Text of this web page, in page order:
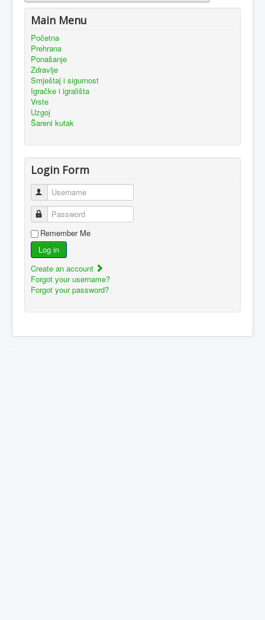
Main Menu
Početna
Prehrana
Ponašanje
Zdravlje
Smještaj i sigurnost
Igračke i igrališta
Vrste
Uzgoj
Šareni kutak
Login Form
Username
Password
Remember Me
Log in
Create an account
Forgot your username?
Forgot your password?